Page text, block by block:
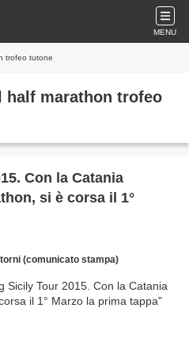
MENU
trofeo tutone
half marathon trofeo
Con la Catania
si è corsa il 1°
(comunicato stampa)